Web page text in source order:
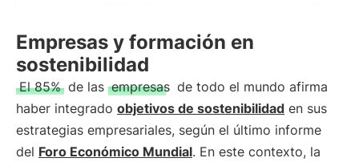
Empresas y formación en
sostenibilidad
El 85% de las empresas de todo el mundo afirma
haber integrado objetivos de sostenibilidad en sus
estrategias empresariales, según el último informe
del Foro Económico Mundial. En este contexto, la